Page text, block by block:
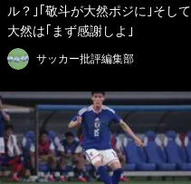
ル？｣｢敬斗が大然ポジに｣そして
大然は｢まず感謝しよ｣
サッカー批評編集部